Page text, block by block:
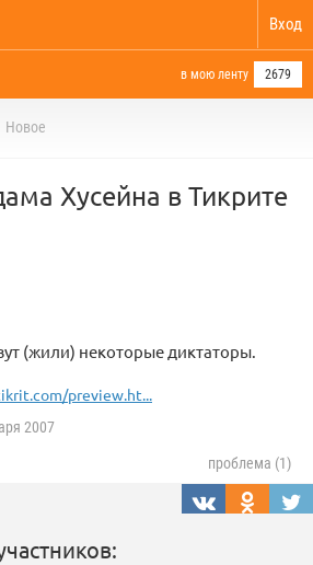
Вход
в мою ленту 2679
Новое
Хусейна в Тикрите
(жили) некоторые диктаторы.
preview.ht...
2007
проблема (1)